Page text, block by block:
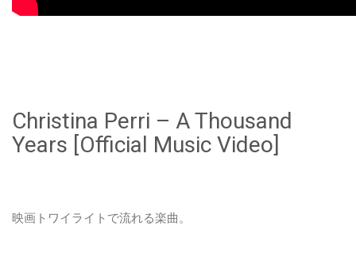
Christina Perri – A Thousand
Years [Official Music Video]
映画トワイライトで流れる楽曲。